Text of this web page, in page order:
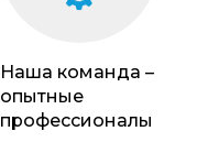
Наша команда –
опытные
профессионалы